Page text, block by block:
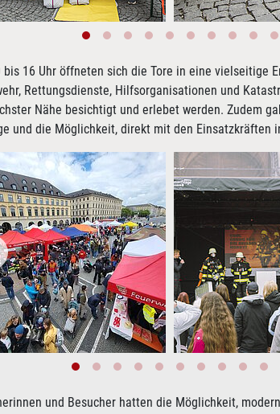
bis 16 Uhr öffneten sich die Tore in eine vielseitige
Rettungsdienste, Hilfsorganisationen und
Nähe besichtigt und erlebet werden. Zudem
und die Möglichkeit, direkt mit den Einsatzkräften
und Besucher hatten die Möglichkeit,